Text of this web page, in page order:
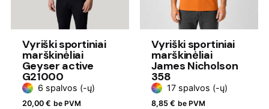
Vyriški sportiniai
marškinėliai
Geyser active
G21000
6 spalvos (-ų)
20,00 € be PVM
Vyriški sportiniai
marškinėliai
James Nicholson
358
17 spalvos (-ų)
8,85 € be PVM